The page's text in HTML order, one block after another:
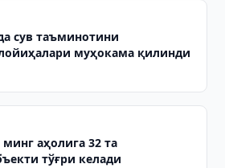
сув таъминотини
муҳокама қилинди
аҳолига 32 та
тўғри келади